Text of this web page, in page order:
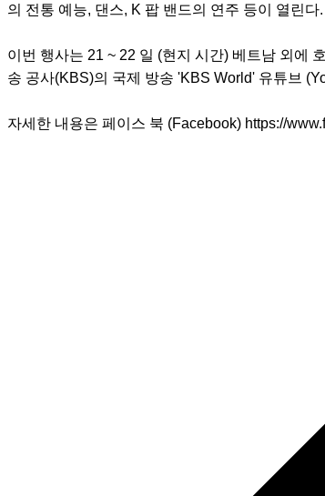
의 전통 예능, 댄스, K 팝 밴드의 연주 등이 열린
이번 행사는 21 ~ 22 일 (현지 시간) 베트남 외에
송 공사(KBS)의 국제 방송 'KBS World' 유튜브
자세한 내용은 페이스 북 (Facebook) https://